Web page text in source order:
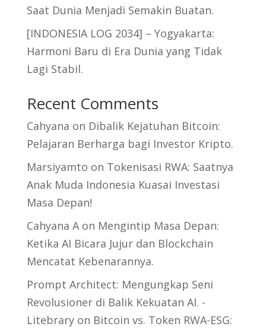
Saat Dunia Menjadi Semakin Buatan.
[INDONESIA LOG 2034] – Yogyakarta:
Harmoni Baru di Era Dunia yang Tidak
Lagi Stabil.
Recent Comments
Cahyana on Dibalik Kejatuhan Bitcoin:
Pelajaran Berharga bagi Investor Kripto.
Marsiyamto on Tokenisasi RWA: Saatnya
Anak Muda Indonesia Kuasai Investasi
Masa Depan!
Cahyana Aon Mengintip Masa Depan:
Ketika AI Bicara Jujur dan Blockchain
Mencatat Kebenarannya.
Prompt Architect: Mengungkap Seni
Revolusioner di Balik Kekuatan AI. -
Litebraryon Bitcoin vs. Token RWA-ESG: